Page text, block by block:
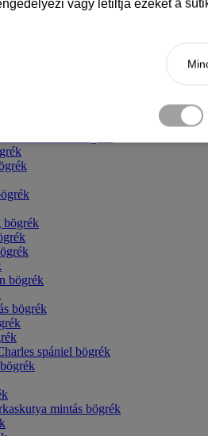
bögre
bögrék
mintás bögrék
bögrék
bögrék
mintás bögrék
bögrék
bögrék
bögrék
spániel bögrék
mintás bögrék
vagy letiltja ezeket a